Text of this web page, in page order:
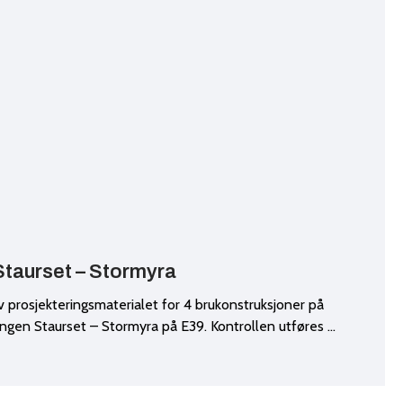
– Stormyra
prosjekteringsmaterialet for 4 brukonstruksjoner på
Staurset – Stormyra på E39. Kontrollen utføres …